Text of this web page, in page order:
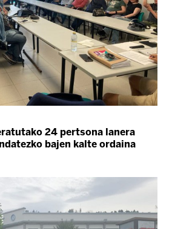
24 pertsona lanera
bajen kalte ordaina